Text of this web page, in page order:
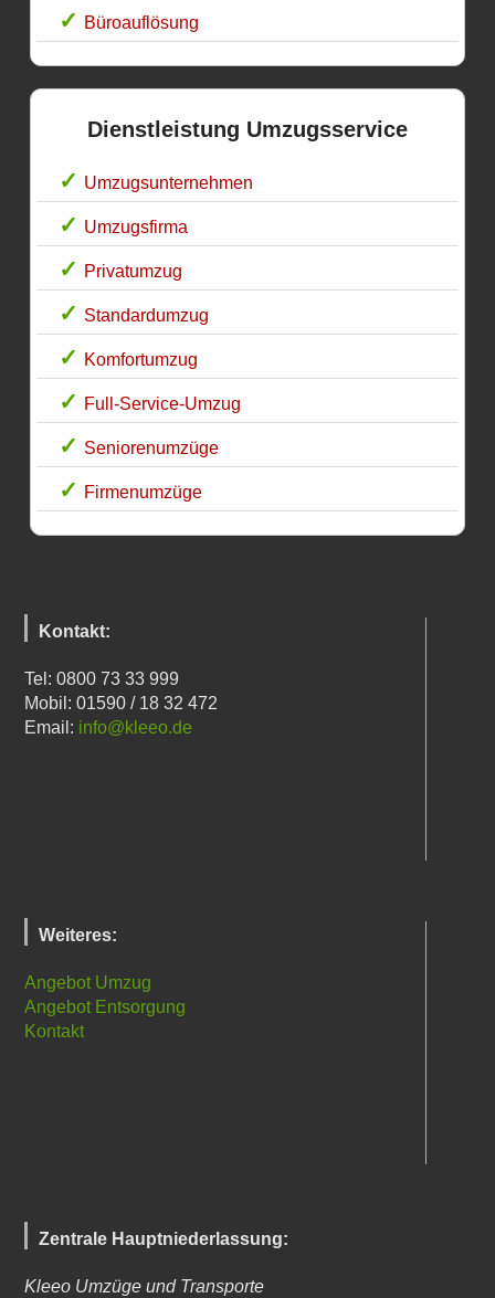
Büroauflösung
Dienstleistung Umzugsservice
Umzugsunternehmen
Umzugsfirma
Privatumzug
Standardumzug
Komfortumzug
Full-Service-Umzug
Seniorenumzüge
Firmenumzüge
Kontakt:
Tel: 0800 73 33 999
Mobil: 01590 / 18 32 472
Email: info@kleeo.de
Weiteres:
Angebot Umzug
Angebot Entsorgung
Kontakt
Zentrale Hauptniederlassung:
Kleeo Umzüge und Transporte